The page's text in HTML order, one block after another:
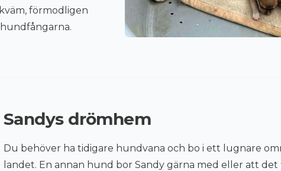
förmodligen
Sandys drömhem
Du behöver ha tidigare hundvana och bo i ett lugnare
landet. En annan hund bor Sandy gärna med eller att det